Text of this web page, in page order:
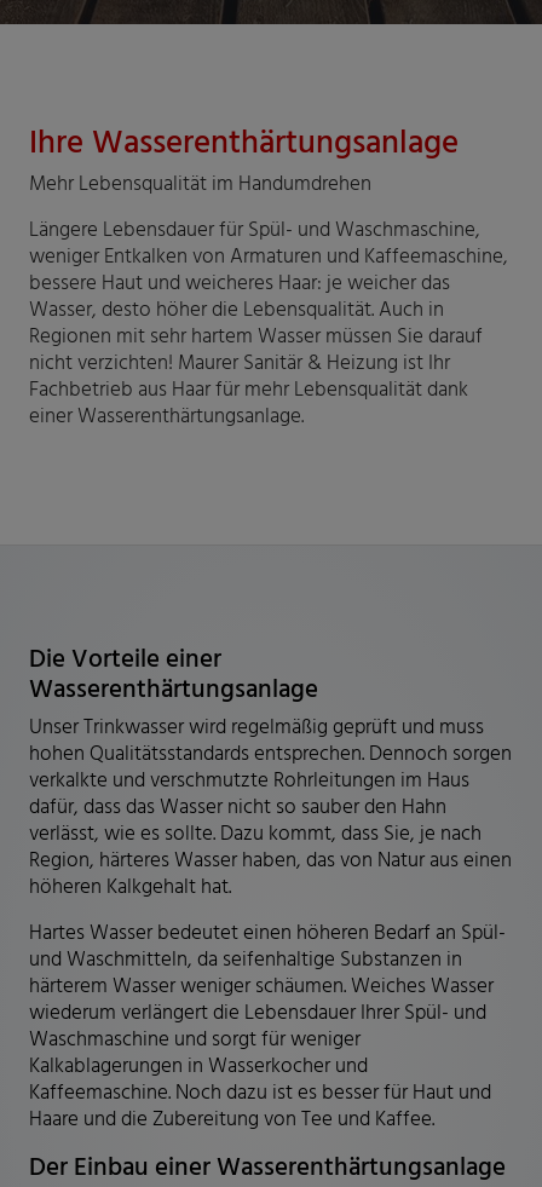
Ihre Wasserenthärtungsanlage
Mehr Lebensqualität im Handumdrehen
Längere Lebensdauer für Spül- und Waschmaschine,
weniger Entkalken von Armaturen und Kaffeemaschine,
bessere Haut und weicheres Haar: je weicher das
Wasser, desto höher die Lebensqualität. Auch in
Regionen mit sehr hartem Wasser müssen Sie darauf
nicht verzichten! Maurer Sanitär & Heizung ist Ihr
Fachbetrieb aus Haar für mehr Lebensqualität dank
einer Wasserenthärtungsanlage.
Die Vorteile einer
Wasserenthärtungsanlage
Unser Trinkwasser wird regelmäßig geprüft und muss
hohen Qualitätsstandards entsprechen. Dennoch sorgen
verkalkte und verschmutzte Rohrleitungen im Haus
dafür, dass das Wasser nicht so sauber den Hahn
verlässt, wie es sollte. Dazu kommt, dass Sie, je nach
Region, härteres Wasser haben, das von Natur aus einen
höheren Kalkgehalt hat.
Hartes Wasser bedeutet einen höheren Bedarf an Spül-
und Waschmitteln, da seifenhaltige Substanzen in
härterem Wasser weniger schäumen. Weiches Wasser
wiederum verlängert die Lebensdauer Ihrer Spül- und
Waschmaschine und sorgt für weniger
Kalkablagerungen in Wasserkocher und
Kaffeemaschine. Noch dazu ist es besser für Haut und
Haare und die Zubereitung von Tee und Kaffee.
Der Einbau einer Wasserenthärtungsanlage